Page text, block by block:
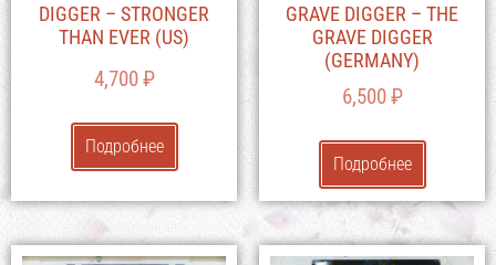
DIGGER – STRONGER
THAN EVER (US)
4,700₽
Подробнее
GRAVE DIGGER – THE
GRAVE DIGGER
(GERMANY)
6,500₽
Подробнее